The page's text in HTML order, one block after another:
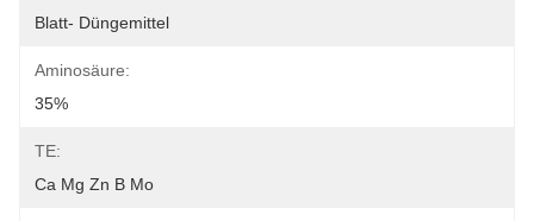
Blatt- Düngemittel
Aminosäure:
35%
TE:
Ca Mg Zn B Mo